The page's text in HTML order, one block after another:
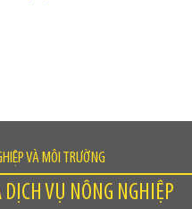
VÀ MÔI TRƯỜNG
DỊCH VỤ NÔNG NGHIỆP